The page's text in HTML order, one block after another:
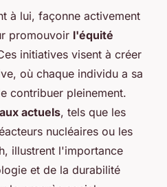
à lui, façonne activement
promouvoir l'équité
initiatives visent à créer
où chaque individu a sa
contribuer pleinement.
actuels, tels que les
nucléaires ou les
illustrent l'importance
et de la durabilité